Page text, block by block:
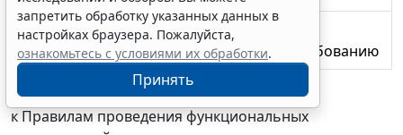
6.
Электроэнцефалограф
требованию
Приложение № 4
к Правилам проведения функциональных
запретить обработку указанных данных в
настройках браузера. Пожалуйста,
ознакомьтесь с условиями их обработки.
Принять